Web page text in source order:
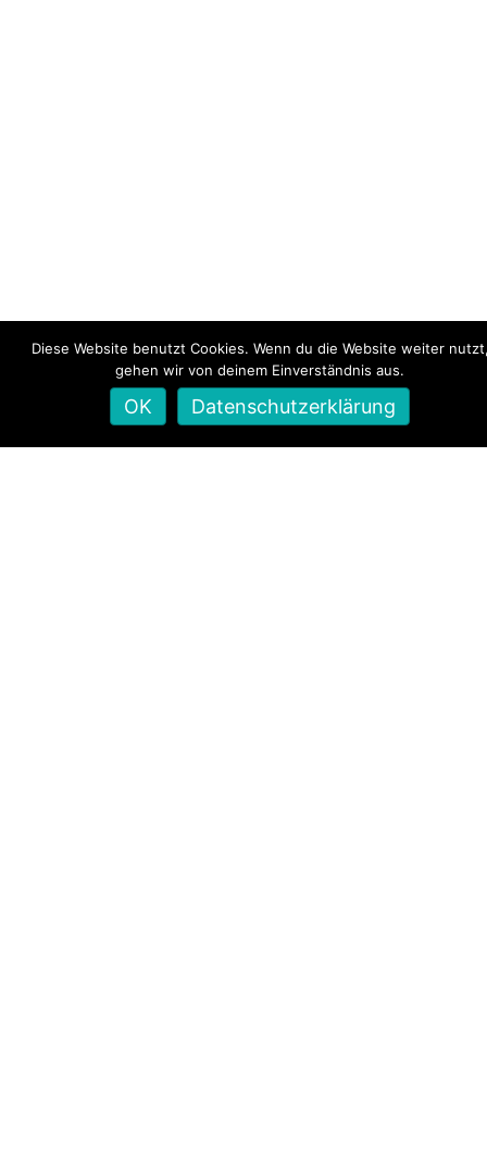
Diese Website benutzt Cookies. Wenn du die Website weiter
gehen wir von deinem Einverständnis aus.
OK Datenschutzerklärung